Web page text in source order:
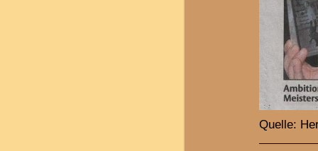
Quelle: